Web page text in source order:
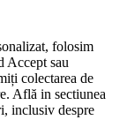
folosim
Accept sau
colectarea de
Află in sectiunea
inclusiv despre